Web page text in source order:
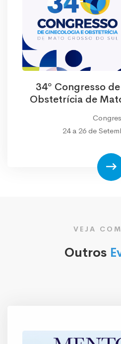
34º Congresso
Obstetrícia de
24 a 26 de
VEJA
Outros